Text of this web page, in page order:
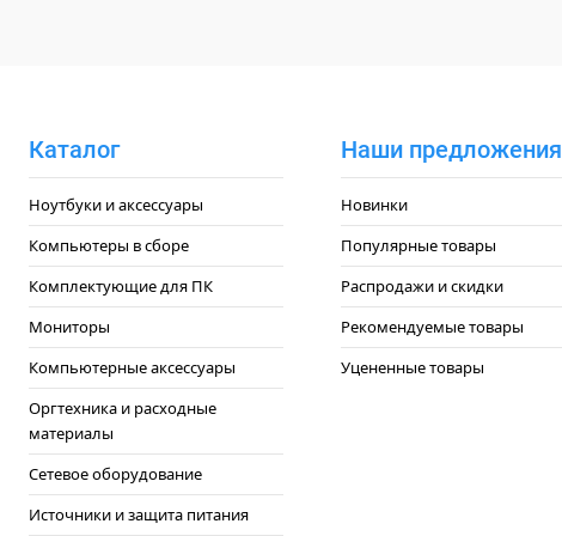
Каталог
Ноутбуки и аксессуары
Компьютеры в сборе
Комплектующие для ПК
Мониторы
Компьютерные аксессуары
Оргтехника и расходные
материалы
Сетевое оборудование
Источники и защита питания
Наши предложения
Новинки
Популярные товары
Распродажи и скидки
Рекомендуемые товары
Уцененные товары